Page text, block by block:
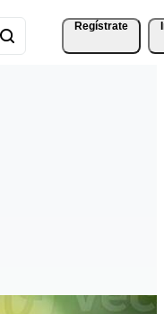
Regístrate